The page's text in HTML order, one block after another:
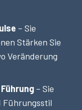
– Sie
Stärken Sie
Veränderung
– Sie
Führungsstil